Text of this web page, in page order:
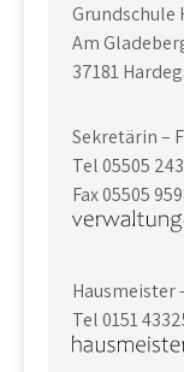
Grundschule
Am
37181
Sekretärin –
Tel 05505
Fax 05505
Hausmeister
Tel 0151